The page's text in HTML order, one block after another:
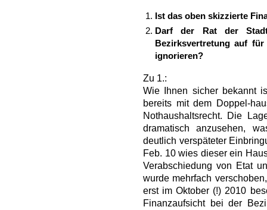
Ist das oben skizzierte
Darf der Rat der
Bezirksvertretung auf
ignorieren?
Zu 1.:
Wie Ihnen sicher bekannt
bereits mit dem Doppel-
Nothaushaltsrecht. Die
dramatisch anzusehen,
deutlich verspäteter
Feb. 10 wies dieser ein
Verabschiedung von Etat
wurde mehrfach
erst im Oktober (!) 2010
Finanzaufsicht bei der